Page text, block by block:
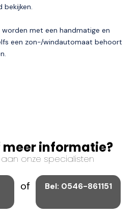
bekijken.
worden met een handmatige en
een zon-/windautomaat behoort
informatie?
onze specialisten
of Bel: 0546-861151